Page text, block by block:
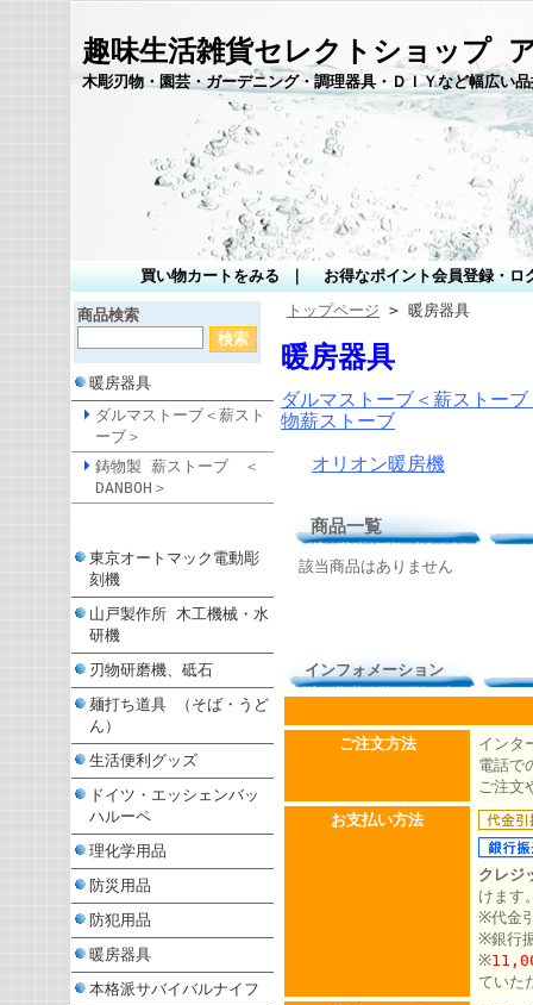
趣味生活雑貨セレクトショップ
木彫刃物・園芸・ガーデニング・調理器具・ＤＩＹなど幅広い
買い物カートをみる お得なポイント会員登録・ロ
商品検索
暖房器具
ダルマストーブ＜薪スト
ーブ＞
鋳物製 薪ストーブ ＜
DANBOH＞
東京オートマック電動彫
刻機
山戸製作所 木工機械・水
研機
刃物研磨機、砥石
麺打ち道具 （そば・うど
ん）
生活便利グッズ
ドイツ・エッシェンバッ
ハルーペ
理化学用品
防災用品
防犯用品
暖房器具
本格派サバイバルナイフ
トップページ > 暖房器具
暖房器具
ダルマストーブ＜薪ストーブ
物薪ストーブ
オリオン暖房機
商品一覧
該当商品はありません
インフォメーション
ご注文方法
インタ
電話で
ご注文
お支払い方法
クレジ
けます
※代金
※銀行
※
ていた